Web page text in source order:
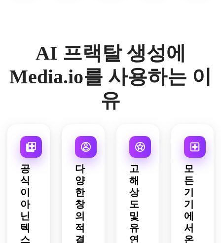
은 프
랙탈
리아
세트
스타
일 프
니다.
생성
하세
요.
발을
경,
부드
초현
실적
인 꿈
의 풍
경 분
위기,
깨끗
한 대
칭 깊
이를
귀 기
하학,
시원
한 파
끝없
이 반
복되
는 디
신비
로운
경,
균형
잡힌
대칭,
된 대
미묘
조명,
통풍
부드
러운
질감,
장식
적인
추상
벽 예
술 스
타일,
AI 프랙탈 생성에
Media.io를 사용하는 이
유
공
식
이
아
닌
텍
스
다
양
한
창
의
적
결
고
해
상
도
및
유
연
모
든
기
기
에
서
온